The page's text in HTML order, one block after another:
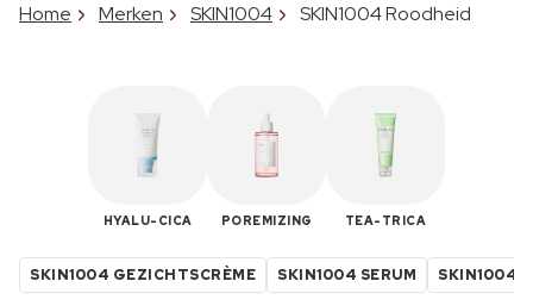
Home Merken SKIN1004 SKIN1004 Roodheid
HYALU-CICA POREMIZING TEA-TRICA
SKIN1004 GEZICHTSCRÈME SKIN1004 SERUM SKIN1004